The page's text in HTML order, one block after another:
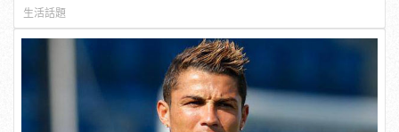
生活話題